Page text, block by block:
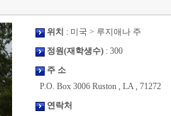
위치 : 미국 > 루지애나 주
정원(재학생수): 300
주 소
P.O. Box 3006 Ruston , LA , 71272
연락처